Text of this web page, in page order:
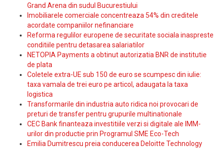
Grand Arena din sudul Bucurestiului
Imobiliarele comerciale concentreaza 54% din creditele
acordate companiilor nefinanciare
Reforma regulilor europene de securitate sociala inaspreste
conditiile pentru detasarea salariatilor
NETOPIA Payments a obtinut autorizatia BNR de institutie
de plata
Coletele extra-UE sub 150 de euro se scumpesc din iulie:
taxa vamala de trei euro pe articol, adaugata la taxa
logistica
Transformarile din industria auto ridica noi provocari de
preturi de transfer pentru grupurile multinationale
CEC Bank finanteaza investitiile verzi si digitale ale IMM-
urilor din productie prin Programul SME Eco-Tech
Emilia Dumitrescu preia conducerea Deloitte Technology